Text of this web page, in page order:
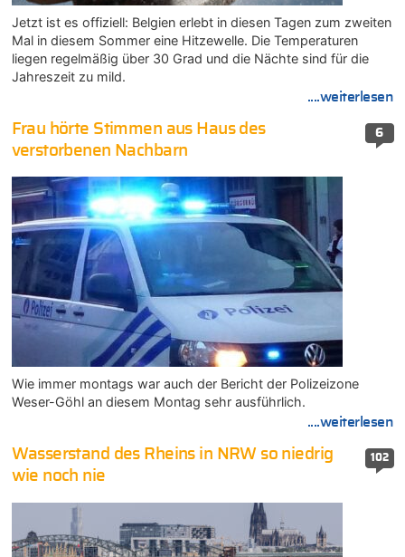
Jetzt ist es offiziell: Belgien erlebt in diesen Tagen zum zweiten
Mal in diesem Sommer eine Hitzewelle. Die Temperaturen
liegen regelmäßig über 30 Grad und die Nächte sind für die
Jahreszeit zu mild.
....weiterlesen
6
Frau hörte Stimmen aus Haus des
verstorbenen Nachbarn
Wie immer montags war auch der Bericht der Polizeizone
Weser-Göhl an diesem Montag sehr ausführlich.
....weiterlesen
102
Wasserstand des Rheins in NRW so niedrig
wie noch nie